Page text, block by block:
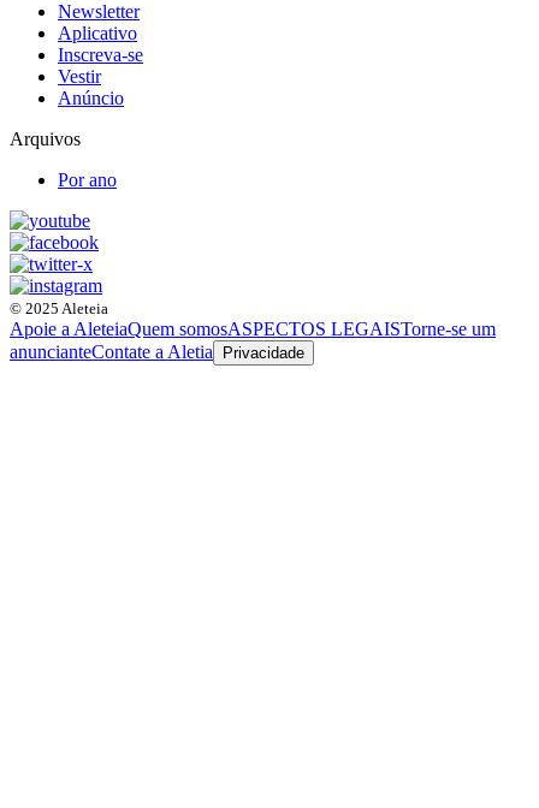
Newsletter
Aplicativo
Inscreva-se
Vestir
Anúncio
Arquivos
Por ano
© 2025 Aleteia
Apoie a AleteiaQuem somosASPECTOS LEGAISTorne-se um
anuncianteContate a Aletia Privacidade